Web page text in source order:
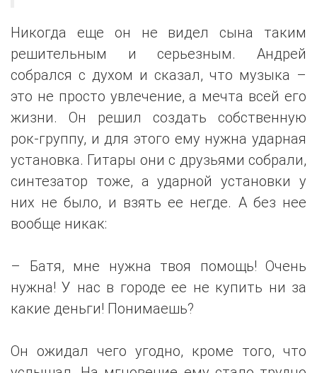
Никогда еще он не видел сына таким
решительным и серьезным. Андрей
собрался с духом и сказал, что музыка –
это не просто увлечение, а мечта всей его
жизни. Он решил создать собственную
рок-группу, и для этого ему нужна ударная
установка. Гитары они с друзьями собрали,
синтезатор тоже, а ударной установки у
них не было, и взять ее негде. А без нее
вообще никак:
– Батя, мне нужна твоя помощь! Очень
нужна! У нас в городе ее не купить ни за
какие деньги! Понимаешь?
Он ожидал чего угодно, кроме того, что